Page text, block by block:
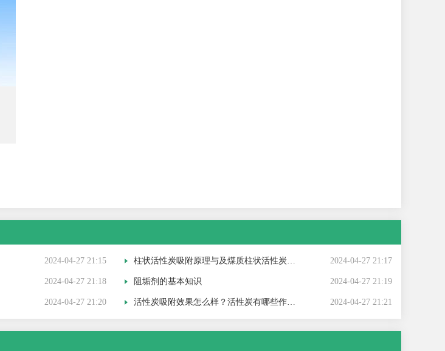
2024-04-27 21:15 柱状活性炭吸附原理与及煤质柱状活性炭对粘合剂的标准 2024-04-27 21:17
2024-04-27 21:18 阻垢剂的基本知识 2024-04-27 21:19
2024-04-27 21:20 活性炭吸附效果怎么样？活性炭有哪些作用？ 2024-04-27 21:21